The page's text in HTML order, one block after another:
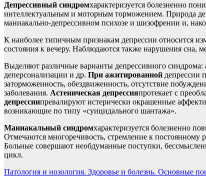
Депрессивный синдромхарактеризуется болезненно
интеллектуальным и моторным торможением. Природа
маниакально-депрессивном психозе и шизофрении и,
К наиболее типичным признакам депрессии относится
состояния к вечеру. Наблюдаются также нарушения сна,
Выделяют различные варианты депрессивного синдрома:
деперсонализации и др. При ажитированной депрессии
заторможенность, обездвиженность, отсутствие
заболевания. Астеническая депрессияпротекает с
депрессиипревалируют истерически окрашенные
возникающие по типу «суицидального шантажа».
Маниакальный синдромхарактеризуется болезненно
Отмечаются многоречивость, стремление к
Больные совершают необдуманные поступки,
цикл.
Патология и нозология. Здоровье и болезнь. Основные